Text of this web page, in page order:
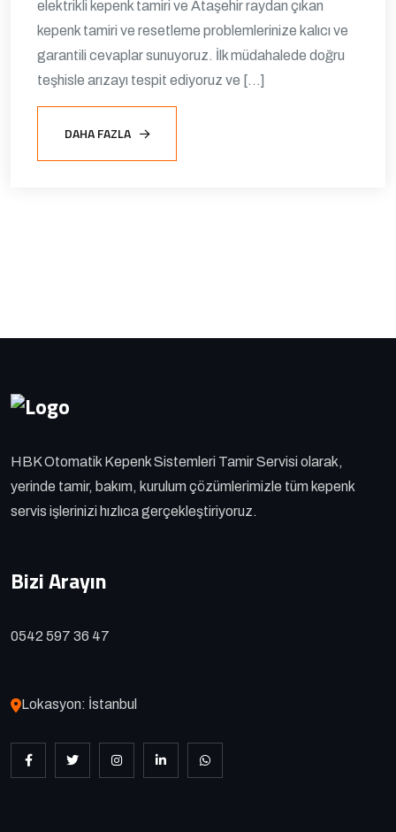
elektrikli kepenk tamiri ve Ataşehir raydan çıkan
kepenk tamiri ve resetleme problemlerinize kalıcı ve
garantili cevaplar sunuyoruz. İlk müdahalede doğru
teşhisle arızayı tespit ediyoruz ve […]
DAHA FAZLA
HBK Otomatik Kepenk Sistemleri Tamir Servisi olarak,
yerinde tamir, bakım, kurulum çözümlerimizle tüm kepenk
servis işlerinizi hızlıca gerçekleştiriyoruz.
Bizi Arayın
0542 597 36 47
Lokasyon: İstanbul